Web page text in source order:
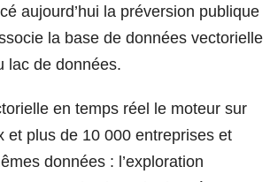
aujourd’hui la préversion publique
la base de données vectorielle
lac de données.
en temps réel le moteur sur
et plus de 10 000 entreprises et
données : l’exploration